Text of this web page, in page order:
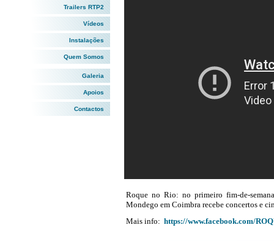
Trailers RTP2
Vídeos
Instalações
Quem Somos
Galeria
Apoios
Contactos
Roque no Rio: no primeiro fim-de-
Mondego em Coimbra recebe concertos e
Mais info: https://www.facebook.com/